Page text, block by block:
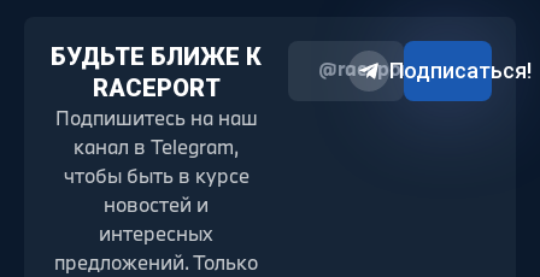
БУДЬТЕ БЛИЖЕ К
RACEPORT
Подпишитесь на наш
канал в Telegram,
чтобы быть в курсе
новостей и
интересных
предложений. Только
@raceport2022
Подписаться!